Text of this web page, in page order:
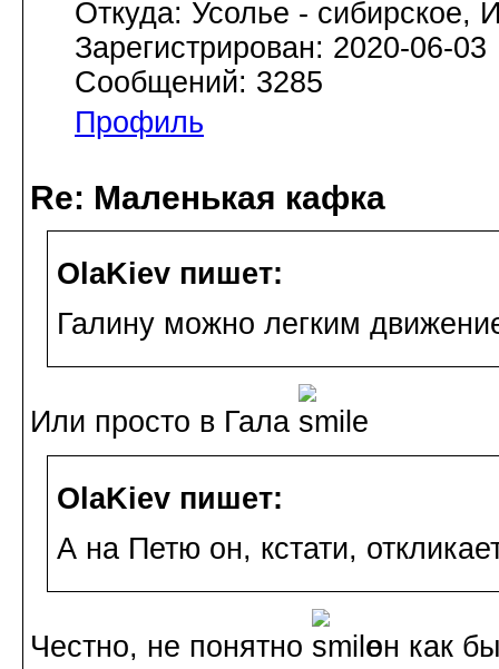
Откуда: Усолье - сибирское,
Зарегистрирован: 2020-06-03
Сообщений: 3285
Профиль
Re: Маленькая кафка
OlaKiev пишет:
Галину можно легким
Или просто в Гала
OlaKiev пишет:
А на Петю он, кстати,
Честно, не понятно
он как